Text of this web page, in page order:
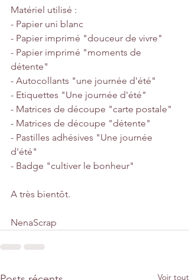
Matériel utilisé :
- Papier uni blanc
- Papier imprimé "douceur de vivre"
- Papier imprimé "moments de
détente"
- Autocollants "une journée d'été"
- Etiquettes "Une journée d'été"
- Matrices de découpe "carte postale"
- Matrices de découpe "détente"
- Pastilles adhésives "Une journée
d'été"
- Badge "cultiver le bonheur"
A très bientôt.
NenaScrap
Voir tout